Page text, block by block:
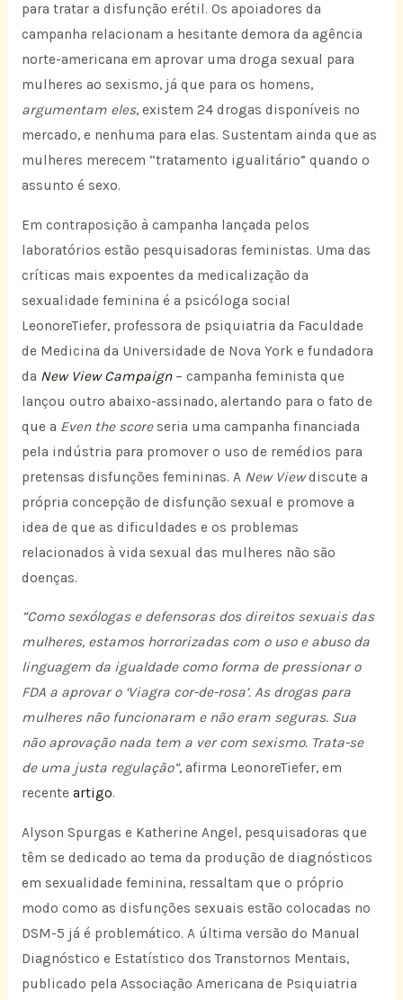
para tratar a disfunção erétil. Os apoiadores da
campanha relacionam a hesitante demora da agência
norte-americana em aprovar uma droga sexual para
mulheres ao sexismo, já que para os homens,
argumentam eles, existem 24 drogas disponíveis no
mercado, e nenhuma para elas. Sustentam ainda que as
mulheres merecem “tratamento igualitário” quando o
assunto é sexo.
Em contraposição à campanha lançada pelos
laboratórios estão pesquisadoras feministas. Uma das
críticas mais expoentes da medicalização da
sexualidade feminina é a psicóloga social
LeonoreTiefer, professora de psiquiatria da Faculdade
de Medicina da Universidade de Nova York e fundadora
da New View Campaign – campanha feminista que
lançou outro abaixo-assinado, alertando para o fato de
que a Even the scoreseria uma campanha financiada
pela indústria para promover o uso de remédios para
pretensas disfunções femininas. A New Viewdiscute a
própria concepção de disfunção sexual e promove a
idea de que as dificuldades e os problemas
relacionados à vida sexual das mulheres não são
doenças.
”Como sexólogas e defensoras dos direitos sexuais das
mulheres, estamos horrorizadas com o uso e abuso da
linguagem da igualdade como forma de pressionar o
FDA a aprovar o ‘Viagra cor-de-rosa’. As drogas para
mulheres não funcionaram e não eram seguras. Sua
não aprovação nada tem a ver com sexismo. Trata-se
de uma justa regulação”, afirma LeonoreTiefer, em
recente artigo.
Alyson Spurgas e Katherine Angel, pesquisadoras que
têm se dedicado ao tema da produção de diagnósticos
em sexualidade feminina, ressaltam que o próprio
modo como as disfunções sexuais estão colocadas no
DSM-5 já é problemático. A última versão do Manual
Diagnóstico e Estatístico dos Transtornos Mentais,
publicado pela Associação Americana de Psiquiatria